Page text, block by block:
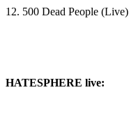
12. 500 Dead People (Live)
HATESPHERE live: